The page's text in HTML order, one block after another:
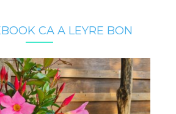
CA A LEYRE BON